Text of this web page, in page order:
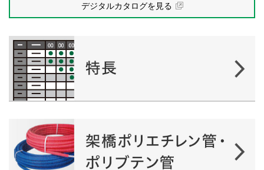
デジタルカタログを見る